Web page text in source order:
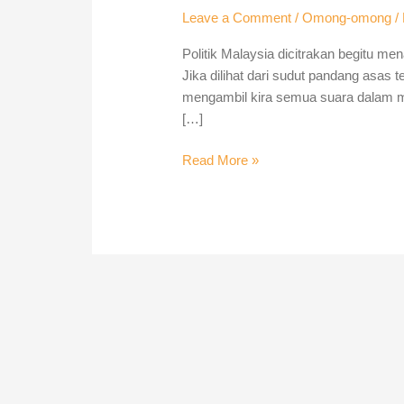
Leave a Comment /Omong-omong /
Politik Malaysia dicitrakan begitu
Jika dilihat dari sudut pandang asas
mengambil kira semua suara dalam
[…]
Read More »